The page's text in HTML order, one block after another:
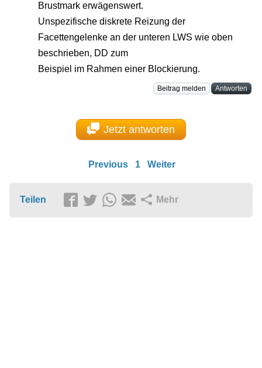
Brustmark erwägenswert.
Unspezifische diskrete Reizung der
Facettengelenke an der unteren LWS wie oben
beschrieben, DD zum
Beispiel im Rahmen einer Blockierung.
Beitrag melden Antworten
Jetzt antworten
Previous 1 Weiter
Teilen Mehr